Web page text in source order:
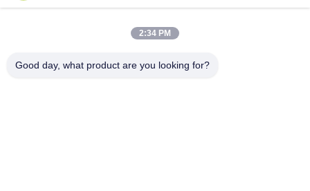
을
구
인적 미답 이동 손수
2:34 PM
Good day, what product are you looking for?